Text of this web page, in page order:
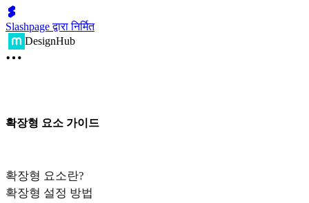
Slashpage द्वारा निर्मित
DesignHub
확장형 요소 가이드
확장형 요소란?
확장형 설정 방법